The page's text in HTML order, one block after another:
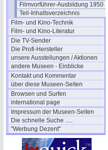
Filmvorführer-Ausbildung 1950
Teil-Inhaltsverzeichnis
Film- und Kino-Technik
Film- und Kino-Literatur
Die TV-Sender
Die Profi-Hersteller
unsere Ausstellungen / Aktionen
andere Museen - Einblicke
Kontakt und Kommentar
über diese Museen-Seiten
Browsen und Surfen
international page
Impressum der Museen-Seiten
Die schnelle Suche .....
"Werbung Dezent"